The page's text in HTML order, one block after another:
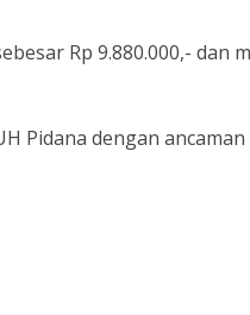
Rp 9.880.000,- dan
Pidana dengan